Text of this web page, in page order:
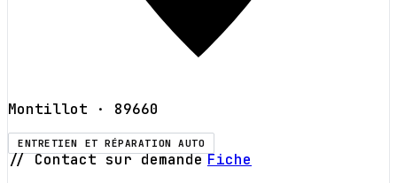
Montillot · 89660
ENTRETIEN ET RÉPARATION AUTO
// Contact sur demande Fiche